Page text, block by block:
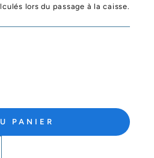
lors du passage à la caisse.
PANIER